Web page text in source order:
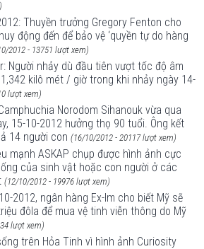
Thuyền trưởng Gregory Fenton cho
động đến để bảo vệ ‘quyền tự do hàng
2012 - 13751 lượt xem)
Người nhảy dù đầu tiên vượt tốc độ âm
kilô mét / giờ trong khi nhảy ngày 14-
lượt xem)
Norodom Sihanouk vừa qua
15-10-2012 hưởng thọ 90 tuổi. Ông kết
14 người con (16/10/2012 - 20117 lượt xem)
mạnh ASKAP chụp được hình ảnh cực
của sinh vật hoặc con người ở các
(12/10/2012 - 19976 lượt xem)
2012, ngân hàng Ex-Im cho biết Mỹ sẽ
đôla để mua vệ tinh viễn thông do Mỹ
lượt xem)
trên Hỏa Tinh vì hình ảnh Curiosity